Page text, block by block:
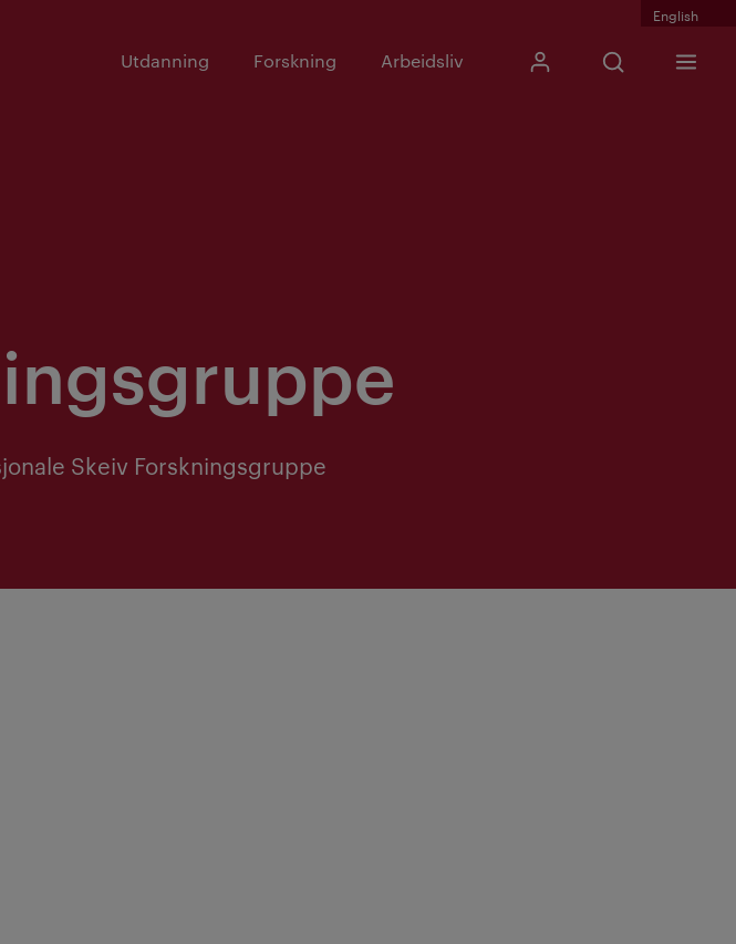
English
Utdanning Forskning Arbeidsliv Mitt KristianiaÅpne søk
Skriv inn
Søk
Meny
Skeiv Forskningsgruppe